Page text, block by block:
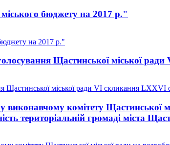
бюджету на 2017 р."
на 2017 р."
Щастинської міської
Щастинської міської ради VI скликання LXXVI
комітету Щастинської
територіальній громаді міста